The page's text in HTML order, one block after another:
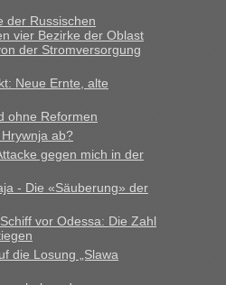
der Russischen
vier Bezirke der Oblast
der Stromversorgung
Neue Ernte, alte
ohne Reformen
ab?
gegen mich in der
- Die «Säuberung» der
vor Odessa: Die Zahl
die Losung „Slawa